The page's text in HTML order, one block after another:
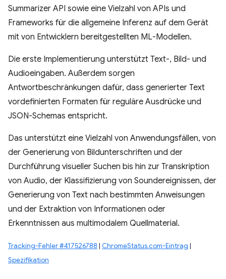
Summarizer API sowie eine Vielzahl von APIs und
Frameworks für die allgemeine Inferenz auf dem Gerät
mit von Entwicklern bereitgestellten ML-Modellen.
Die erste Implementierung unterstützt Text-, Bild- und
Audioeingaben. Außerdem sorgen
Antwortbeschränkungen dafür, dass generierter Text
vordefinierten Formaten für reguläre Ausdrücke und
JSON-Schemas entspricht.
Das unterstützt eine Vielzahl von Anwendungsfällen, von
der Generierung von Bildunterschriften und der
Durchführung visueller Suchen bis hin zur Transkription
von Audio, der Klassifizierung von Soundereignissen, der
Generierung von Text nach bestimmten Anweisungen
und der Extraktion von Informationen oder
Erkenntnissen aus multimodalem Quellmaterial.
Tracking-Fehler #417526788 | ChromeStatus.com-Eintrag |
Spezifikation